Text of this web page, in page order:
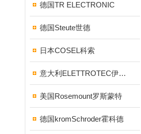
德国TR ELECTRONIC
德国Steute世德
日本COSEL科索
意大利ELETTROTEC伊莱科
美国Rosemount罗斯蒙特
德国kromSchroder霍科德